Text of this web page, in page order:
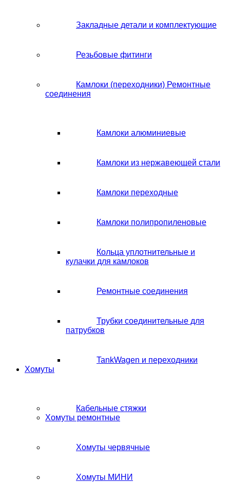
Закладные детали и комплектующие
Резьбовые фитинги
Камлоки (переходники) Ремонтные
соединения
Камлоки алюминиевые
Камлоки из нержавеющей стали
Камлоки переходные
Камлоки полипропиленовые
Кольца уплотнительные и
кулачки для камлоков
Ремонтные соединения
Трубки соединительные для
патрубков
TankWagen и переходники
Хомуты
Кабельные стяжки
Хомуты ремонтные
Хомуты червячные
Хомуты МИНИ